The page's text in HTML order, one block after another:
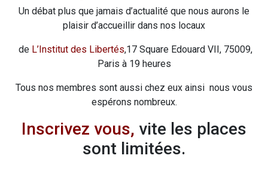
Un débat plus que jamais d’actualité que nous aurons le
plaisir d’accueillir dans nos locaux
de L’Institut des Libertés,17 Square Edouard VII, 75009,
Paris à 19 heures
Tous nos membres sont aussi chez eux ainsi nous vous
espérons nombreux.
Inscrivez vous, vite les places
sont limitées.